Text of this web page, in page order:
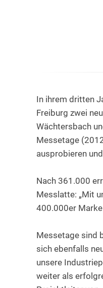
In ihrem dritten
Freiburg zwei
Wächtersbach
Messetage
ausprobieren
Nach 361.000
Messlatte: „Mit
400.000er
Messetage sind
sich ebenfalls
unsere
weiter als